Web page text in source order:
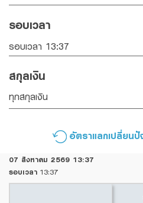
กลุ่มธุรกิจทางการเงินแลนด์ แอน
โทร 1327
รอบเวลา
รอบเวลา 13:37
สกุลเงิน
ทุกสกุลเงิน
อัตราแลกเปลี่ยนปั
07 สิงหาคม 2569 13:37
รอบเวลา 13:37